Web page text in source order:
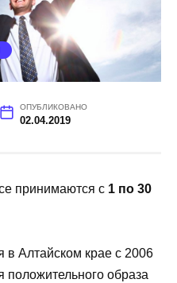
ОПУБЛИКОВАНО
02.04.2019
принимаются с 1 по 30
в Алтайском крае с 2006
образа